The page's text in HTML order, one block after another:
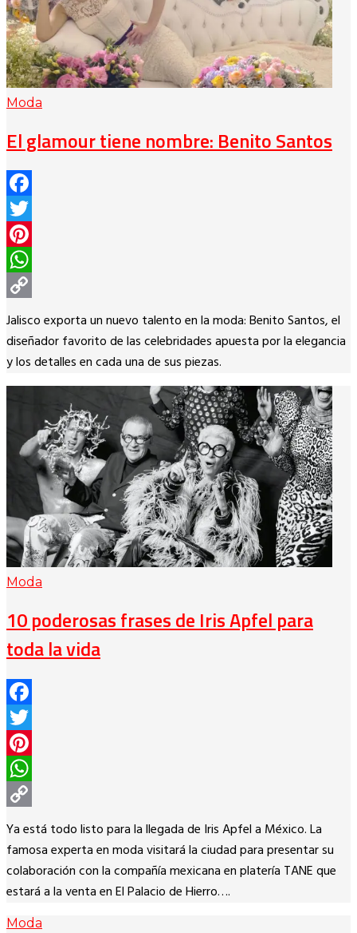
Moda
El glamour tiene nombre: Benito Santos
Facebook
Twitter
Pinterest
WhatsApp
Copy
Link
Jalisco exporta un nuevo talento en la moda: Benito Santos, el
diseñador favorito de las celebridades apuesta por la elegancia
y los detalles en cada una de sus piezas.
Moda
10 poderosas frases de Iris Apfel para
toda la vida
Facebook
Twitter
Pinterest
WhatsApp
Copy
Link
Ya está todo listo para la llegada de Iris Apfel a México. La
famosa experta en moda visitará la ciudad para presentar su
colaboración con la compañía mexicana en platería TANE que
estará a la venta en El Palacio de Hierro….
Moda